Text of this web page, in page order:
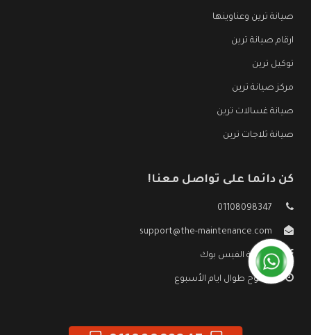
صيانة ترين وعناوينها
ارقام صيانة ترين
توكيل ترين
مركز صيانة ترين
صيانة غسالات ترين
صيانة ثلاجات ترين
كن دائما على تواصل معنا!
01108098347
support@the-maintenance.com
صفحة الفيس بوك
مفتوح طوال ايام الأسبوع